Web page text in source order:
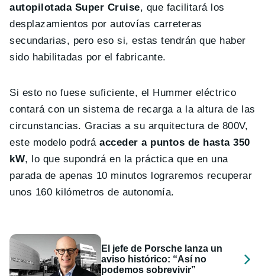
autopilotada Super Cruise, que facilitará los
desplazamientos por autovías carreteras
secundarias, pero eso si, estas tendrán que haber
sido habilitadas por el fabricante.
Si esto no fuese suficiente, el Hummer eléctrico
contará con un sistema de recarga a la altura de las
circunstancias. Gracias a su arquitectura de 800V,
este modelo podráacceder a puntos de hasta 350
kW, lo que supondrá en la práctica que en una
parada de apenas 10 minutos lograremos recuperar
unos 160 kilómetros de autonomía.
El jefe de Porsche lanza un
aviso histórico: “Así no
podemos sobrevivir”